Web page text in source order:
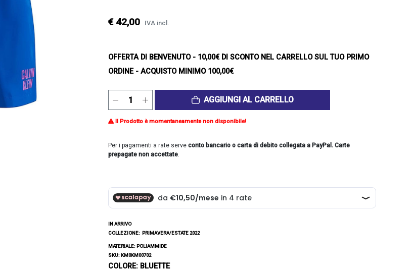
€ 42,00 IVA incl.
OFFERTA DI BENVENUTO- 10,00€ DI SCONTO NEL CARRELLO SUL TUO PRIMO
ORDINE - ACQUISTO MINIMO 100,00€
AGGIUNGI AL CARRELLO
Il Prodotto è momentaneamente non disponibile!
Per i pagamenti a rate serve conto bancario o carta di debito collegata a PayPal. Carte
prepagate non accettate.
IN ARRIVO
COLLEZIONE: PRIMAVERA/ESTATE 2022
MATERIALE: POLIAMMIDE
SKU: KM0KM00702
COLORE: BLUETTE